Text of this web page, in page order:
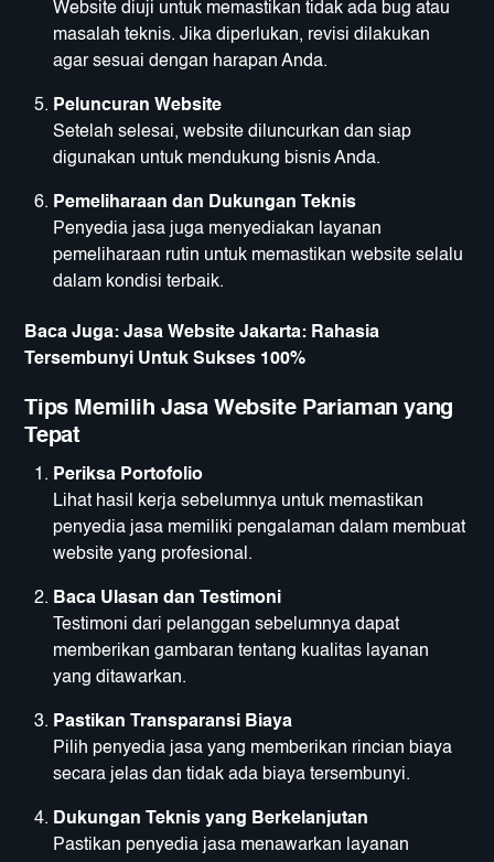
Website diuji untuk memastikan tidak ada bug atau
masalah teknis. Jika diperlukan, revisi dilakukan
agar sesuai dengan harapan Anda.
Peluncuran Website
Setelah selesai, website diluncurkan dan siap
digunakan untuk mendukung bisnis Anda.
Pemeliharaan dan Dukungan Teknis
Penyedia jasa juga menyediakan layanan
pemeliharaan rutin untuk memastikan website selalu
dalam kondisi terbaik.
Baca Juga:Jasa Website Jakarta: Rahasia
Tersembunyi Untuk Sukses 100%
Tips Memilih Jasa Website Pariaman yang
Tepat
Periksa Portofolio
Lihat hasil kerja sebelumnya untuk memastikan
penyedia jasa memiliki pengalaman dalam membuat
website yang profesional.
Baca Ulasan dan Testimoni
Testimoni dari pelanggan sebelumnya dapat
memberikan gambaran tentang kualitas layanan
yang ditawarkan.
Pastikan Transparansi Biaya
Pilih penyedia jasa yang memberikan rincian biaya
secara jelas dan tidak ada biaya tersembunyi.
Dukungan Teknis yang Berkelanjutan
Pastikan penyedia jasa menawarkan layanan